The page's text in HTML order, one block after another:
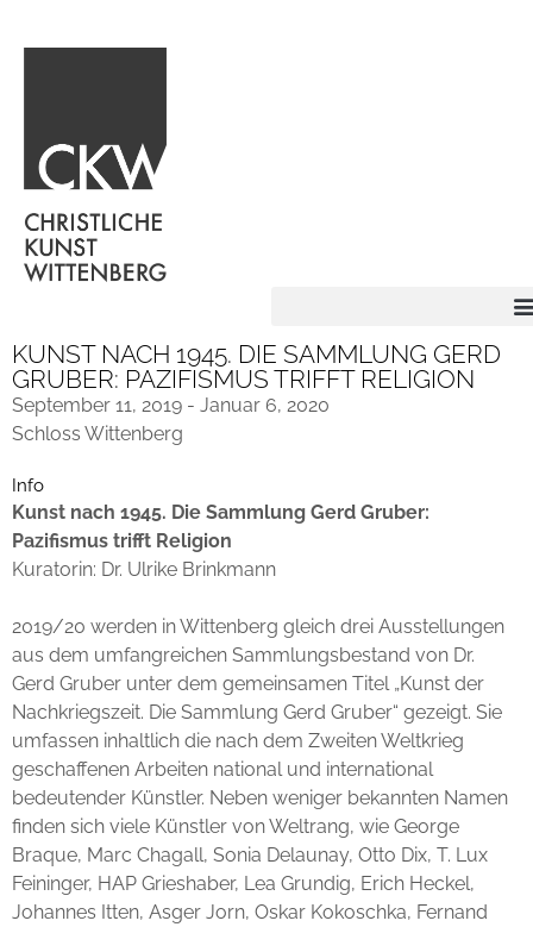
KUNST NACH 1945. DIE SAMMLUNG GERD
GRUBER: PAZIFISMUS TRIFFT RELIGION
September 11, 2019 - Januar 6, 2020
Schloss Wittenberg
Info
Kunst nach 1945. Die Sammlung Gerd Gruber:
Pazifismus trifft Religion
Kuratorin: Dr. Ulrike Brinkmann
2019/20 werden in Wittenberg gleich drei Ausstellungen
aus dem umfangreichen Sammlungsbestand von Dr.
Gerd Gruber unter dem gemeinsamen Titel „Kunst der
Nachkriegszeit. Die Sammlung Gerd Gruber“ gezeigt. Sie
umfassen inhaltlich die nach dem Zweiten Weltkrieg
geschaffenen Arbeiten national und international
bedeutender Künstler. Neben weniger bekannten Namen
finden sich viele Künstler von Weltrang, wie George
Braque, Marc Chagall, Sonia Delaunay, Otto Dix, T. Lux
Feininger, HAP Grieshaber, Lea Grundig, Erich Heckel,
Johannes Itten, Asger Jorn, Oskar Kokoschka, Fernand